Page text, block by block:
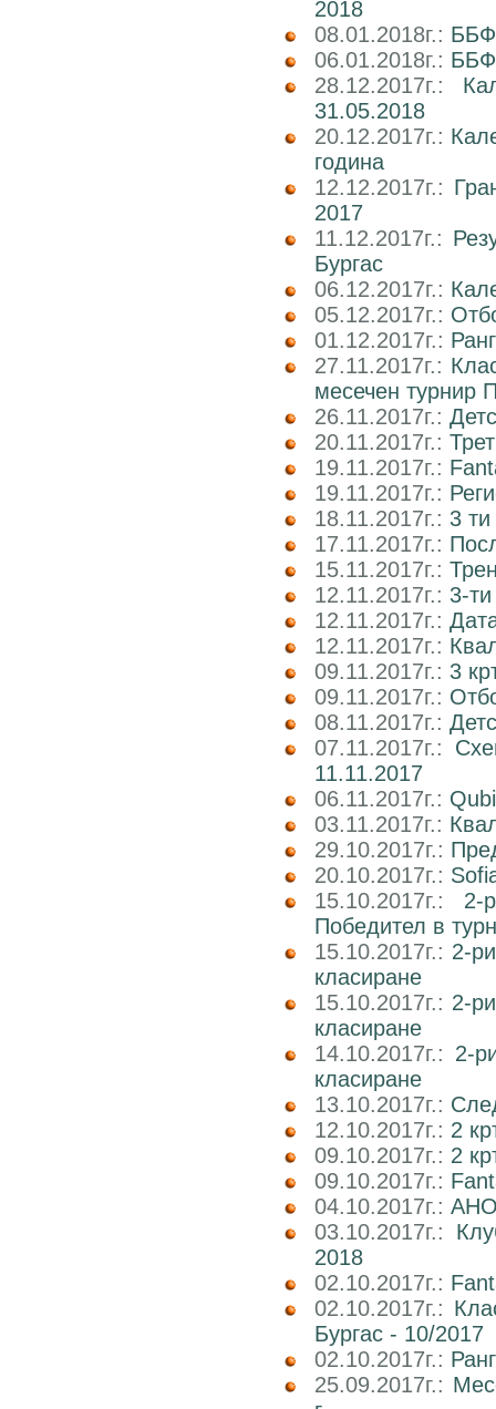
2018
08.01.2018г.: ББФ
06.01.2018г.: ББФ
28.12.2017г.:
31.05.2018
20.12.2017г.:
година
12.12.2017г.:
2017
11.12.2017г.:
Бургас
06.12.2017г.:
05.12.2017г.:
01.12.2017г.:
27.11.2017г.:
месечен турнир
26.11.2017г.:
20.11.2017г.:
19.11.2017г.:
19.11.2017г.:
18.11.2017г.: 3
17.11.2017г.:
15.11.2017г.:
12.11.2017г.: 3-
12.11.2017г.:
12.11.2017г.:
09.11.2017г.: 3
09.11.2017г.:
08.11.2017г.:
07.11.2017г.:
11.11.2017
06.11.2017г.:
03.11.2017г.:
29.10.2017г.:
20.10.2017г.:
15.10.2017г.: 2-
Победител в
15.10.2017г.: 2-
класиране
15.10.2017г.: 2-
класиране
14.10.2017г.: 2-
класиране
13.10.2017г.:
12.10.2017г.: 2
09.10.2017г.: 2
09.10.2017г.:
04.10.2017г.:
03.10.2017г.:
2018
02.10.2017г.:
02.10.2017г.:
Бургас - 10/2017
02.10.2017г.:
25.09.2017г.: